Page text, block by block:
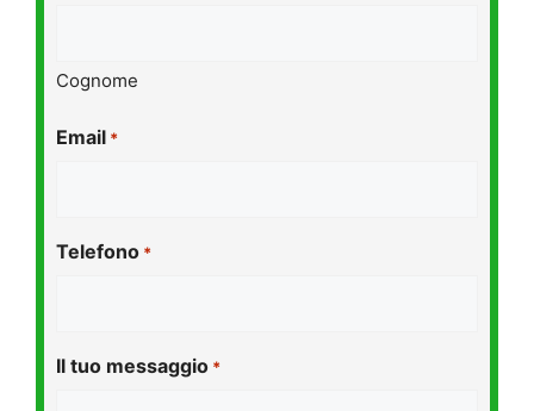
Cognome
Email *
Telefono *
Il tuo messaggio *